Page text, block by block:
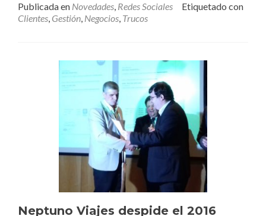
cliente
cuenta
con
las
pequeñas
compras
si
tienes
una
tienda
Publicada en Novedades, Redes Sociales
Etiquetado con
Clientes, Gestión, Negocios, Trucos
Neptuno Viajes despide el 2016